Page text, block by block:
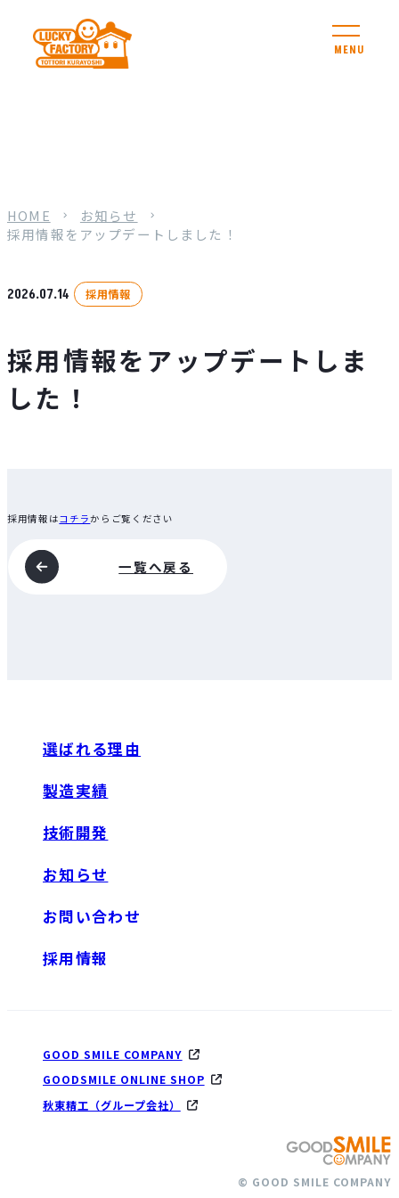
MENU
HOME
お知らせ
採用情報をアップデートしました！
2026.07.14 採用情報
採用情報をアップデートしま
した！
採用情報はコチラからご覧ください
一覧へ戻る
選ばれる理由
製造実績
技術開発
お知らせ
お問い合わせ
採用情報
GOOD SMILE COMPANY
GOODSMILE ONLINE SHOP
秋東精工（グループ会社）
© GOOD SMILE COMPANY